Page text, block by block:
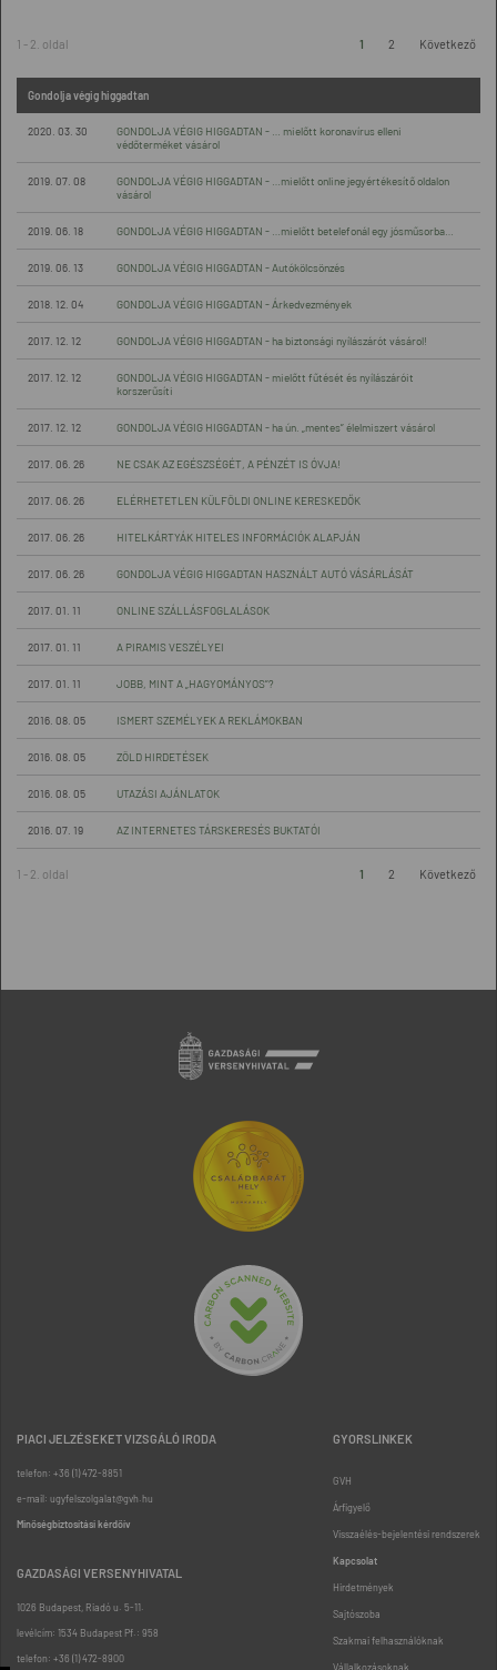
1 - 2. oldal 1 2 Következő
Gondolja végig higgadtan
2020. 03. 30
GONDOLJA VÉGIG HIGGADTAN - … mielőtt koronavírus elleni
védőterméket vásárol
2019. 07. 08
GONDOLJA VÉGIG HIGGADTAN - …mielőtt online jegyértékesítő oldalon
vásárol
2019. 06. 18 GONDOLJA VÉGIG HIGGADTAN - …mielőtt betelefonál egy jósműsorba…
2019. 06. 13 GONDOLJA VÉGIG HIGGADTAN - Autókölcsönzés
2018. 12. 04 GONDOLJA VÉGIG HIGGADTAN - Árkedvezmények
2017. 12. 12 GONDOLJA VÉGIG HIGGADTAN - ha biztonsági nyílászárót vásárol!
2017. 12. 12
GONDOLJA VÉGIG HIGGADTAN - mielőtt fűtését és nyílászáróit
korszerűsíti
2017. 12. 12 GONDOLJA VÉGIG HIGGADTAN - ha ún. „mentes” élelmiszert vásárol
2017. 06. 26 NE CSAK AZ EGÉSZSÉGÉT, A PÉNZÉT IS ÓVJA!
2017. 06. 26 ELÉRHETETLEN KÜLFÖLDI ONLINE KERESKEDŐK
2017. 06. 26 HITELKÁRTYÁK HITELES INFORMÁCIÓK ALAPJÁN
2017. 06. 26 GONDOLJA VÉGIG HIGGADTAN HASZNÁLT AUTÓ VÁSÁRLÁSÁT
2017. 01. 11 ONLINE SZÁLLÁSFOGLALÁSOK
2017. 01. 11 A PIRAMIS VESZÉLYEI
2017. 01. 11 JOBB, MINT A „HAGYOMÁNYOS”?
2016. 08. 05 ISMERT SZEMÉLYEK A REKLÁMOKBAN
2016. 08. 05 ZÖLD HIRDETÉSEK
2016. 08. 05 UTAZÁSI AJÁNLATOK
2016. 07. 19 AZ INTERNETES TÁRSKERESÉS BUKTATÓI
1 - 2. oldal 1 2 Következő
PIACI JELZÉSEKET VIZSGÁLÓ IRODA
telefon: +36 (1) 472-8851
e-mail: ugyfelszolgalat@gvh.hu
Minőségbiztosítási kérdőív
GAZDASÁGI VERSENYHIVATAL
1026 Budapest, Riadó u. 5-11.
levélcím: 1534 Budapest Pf.: 958
telefon: +36 (1) 472-8900
GYORSLINKEK
GVH
Árfigyelő
Visszaélés-bejelentési rendszerek
Kapcsolat
Hirdetmények
Sajtószoba
Szakmai felhasználóknak